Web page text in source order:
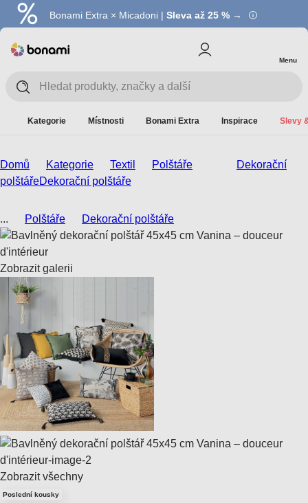
Bonami Extra × Micadoni | Sleva až 25 % →
Summer Sale | Ušetřete až 40 % →
Menu
Kategorie Místnosti Bonami Extra Inspirace Slevy
Domů Kategorie Textil Polštáře
Dekorační
polštářeDekorační polštáře
... Polštáře Dekorační polštáře
Zobrazit galerii
Zobrazit všechny
Poslední kousky